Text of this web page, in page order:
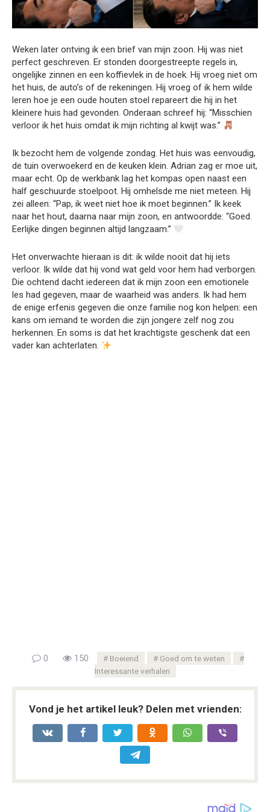
Weken later ontving ik een brief van mijn zoon. Hij was niet
perfect geschreven. Er stonden doorgestreepte regels in,
ongelijke zinnen en een koffievlek in de hoek. Hij vroeg niet om
het huis, de auto’s of de rekeningen. Hij vroeg of ik hem wilde
leren hoe je een oude houten stoel repareert die hij in het
kleinere huis had gevonden. Onderaan schreef hij: “Misschien
verloor ik het huis omdat ik mijn richting al kwijt was.”
Ik bezocht hem de volgende zondag. Het huis was eenvoudig,
de tuin overwoekerd en de keuken klein. Adrian zag er moe uit,
maar echt. Op de werkbank lag het kompas open naast een
half geschuurde stoelpoot. Hij omhelsde me niet meteen. Hij
zei alleen: “Pap, ik weet niet hoe ik moet beginnen.” Ik keek
naar het hout, daarna naar mijn zoon, en antwoordde: “Goed.
Eerlijke dingen beginnen altijd langzaam.”
Het onverwachte hieraan is dit: ik wilde nooit dat hij iets
verloor. Ik wilde dat hij vond wat geld voor hem had verborgen.
Die ochtend dacht iedereen dat ik mijn zoon een emotionele
les had gegeven, maar de waarheid was anders. Ik had hem
de enige erfenis gegeven die onze familie nog kon helpen: een
kans om iemand te worden die zijn jongere zelf nog zou
herkennen. En soms is dat het krachtigste geschenk dat een
vader kan achterlaten.
0 150 Boeiend
Goed om te weten
Interessante verhalen
Vond je het artikel leuk? Delen met vrienden: